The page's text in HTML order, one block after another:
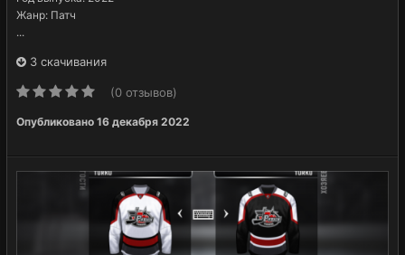
Жанр: Патч
...
3 скачивания
(0 отзывов)
Опубликовано 16 декабря 2022